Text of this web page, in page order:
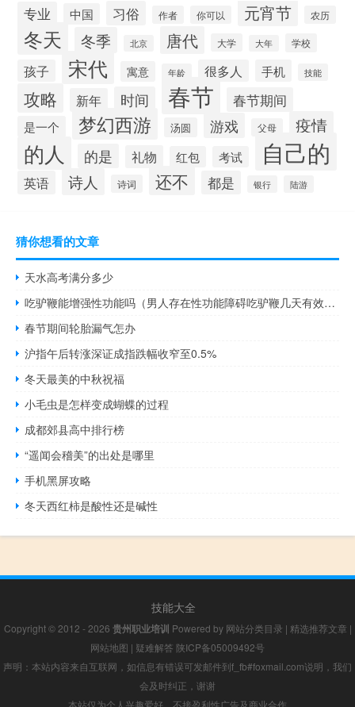
专业 中国 习俗 作者 你可以 元宵节 农历
冬天 冬季 北京 唐代 大学 大年 学校
孩子 宋代 寓意 年龄 很多人 手机 技能
攻略 新年 时间 春节 春节期间
是一个 梦幻西游 汤圆 游戏 父母 疫情
的人 的是 礼物 红包 考试 自己的
英语 诗人 诗词 还不 都是 银行 陆游
猜你想看的文章
天水高考满分多少
吃驴鞭能增强性功能吗（男人存在性功能障碍吃驴鞭几天有效果）
春节期间轮胎漏气怎办
沪指午后转涨深证成指跌幅收窄至0.5%
冬天最美的中秋祝福
小毛虫是怎样变成蝴蝶的过程
成都郊县高中排行榜
“遥闻会稽美”的出处是哪里
手机黑屏攻略
冬天西红柿是酸性还是碱性
技能大全
Copyright © 2012 - 2026 贵州职业培训 Powered by 网站分类目录 | 精选推荐文章 |
网站地图 | 疑难解答 陕ICP备05009492号
声明：本站内容来自互联网，如信息有错误可发邮件到f_fb#foxmail.com说明，我们
会及时纠正，谢谢